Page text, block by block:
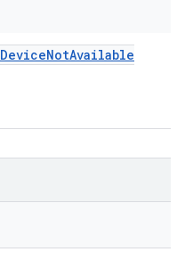
DeviceNotAvailable